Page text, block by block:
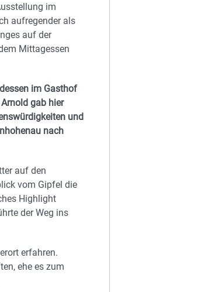
im
aufregender als
auf der
Mittagessen
im Gasthof
gab hier
und
nach
auf den
vom Gipfel die
Highlight
der Weg ins
erfahren.
ehe es zum